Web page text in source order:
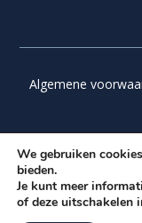
Algemene
© 2026 van der
We gebruiken
bieden.
Je kunt meer
of deze uitschakelen